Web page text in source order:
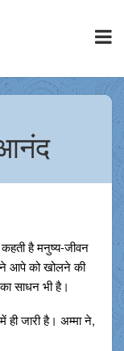
है मनुष्य-जीवन
आपे को खोलने की
साधन भी है।
ही जारी है। अम्मा ने,